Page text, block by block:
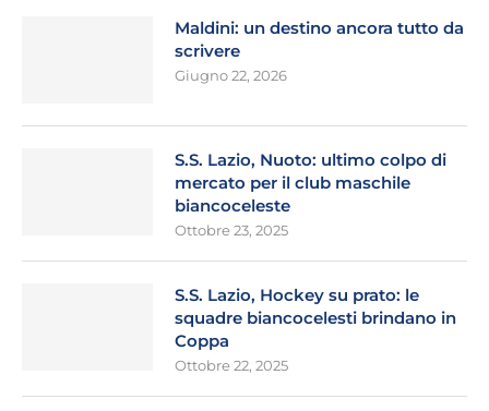
Maldini: un destino ancora tutto da
scrivere
Giugno 22, 2026
S.S. Lazio, Nuoto: ultimo colpo di
mercato per il club maschile
biancoceleste
Ottobre 23, 2025
S.S. Lazio, Hockey su prato: le
squadre biancocelesti brindano in
Coppa
Ottobre 22, 2025